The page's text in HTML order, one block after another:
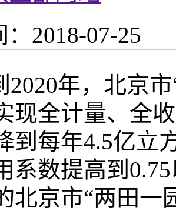
2018-07-25
年，北京市
现全计量、全
到每年4.5亿立
系数提高到
北京市“两田一